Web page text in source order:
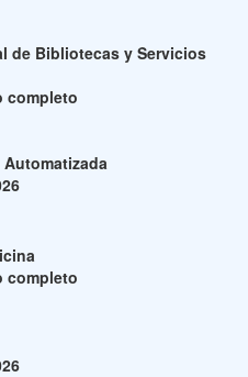
de Bibliotecas y Servicios
completo
completo